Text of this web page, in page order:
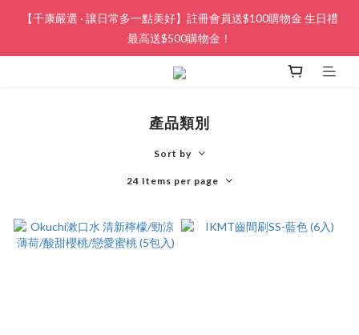
【千康嚴選 · 讓日常多一點美好】註冊會員送$100購物金 生日禮
最高送$500購物金！
產品類別
Sort by
24 Items per page